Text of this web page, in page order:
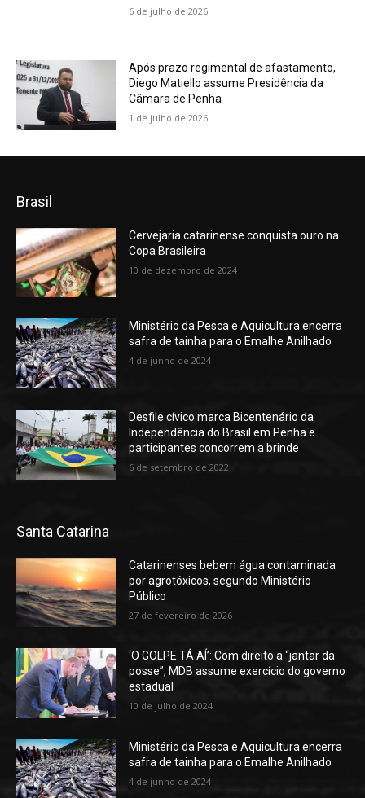
6 de julho de 2026
Após prazo regimental de afastamento,
Diego Matiello assume Presidência da
Câmara de Penha
1 de julho de 2026
Brasil
Cervejaria catarinense conquista ouro na
Copa Brasileira
10 de dezembro de 2024
Ministério da Pesca e Aquicultura encerra
safra de tainha para o Emalhe Anilhado
4 de junho de 2024
Desfile cívico marca Bicentenário da
Independência do Brasil em Penha e
participantes concorrem a brinde
6 de setembro de 2022
Santa Catarina
Catarinenses bebem água contaminada
por agrotóxicos, segundo Ministério
Público
27 de fevereiro de 2026
‘O GOLPE TÁ AÍ’: Com direito a “jantar da
posse”, MDB assume exercício do governo
estadual
10 de julho de 2024
Ministério da Pesca e Aquicultura encerra
safra de tainha para o Emalhe Anilhado
4 de junho de 2024